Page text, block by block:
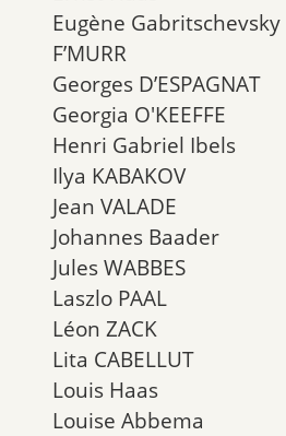
Eugène Gabritschevsky
F’MURR
Georges D’ESPAGNAT
Georgia O'KEEFFE
Henri Gabriel Ibels
Ilya KABAKOV
Jean VALADE
Johannes Baader
Jules WABBES
Laszlo PAAL
Léon ZACK
Lita CABELLUT
Louis Haas
Louise Abbema